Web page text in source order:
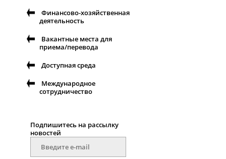
Финансово-хозяйственная
деятельность
Вакантные места для
приема/перевода
Доступная среда
Международное
сотрудничество
Подпишитесь на рассылку
новостей